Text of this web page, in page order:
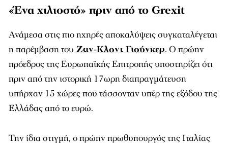
«Ένα χιλιοστό» πριν από το Grexit
Ανάμεσα στις πιο ηχηρές αποκαλύψεις συγκαταλέγεται
η παρέμβαση του Ζαν-Κλοντ Γιούνκερ. Ο πρώην
πρόεδρος της Ευρωπαϊκής Επιτροπής υποστηρίζει ότι
πριν από την ιστορική 17ωρη διαπραγμάτευση
υπήρχαν 15 χώρες που τάσσονταν υπέρ της εξόδου της
Ελλάδας από το ευρώ.
Την ίδια στιγμή, ο πρώην πρωθυπουργός της Ιταλίας